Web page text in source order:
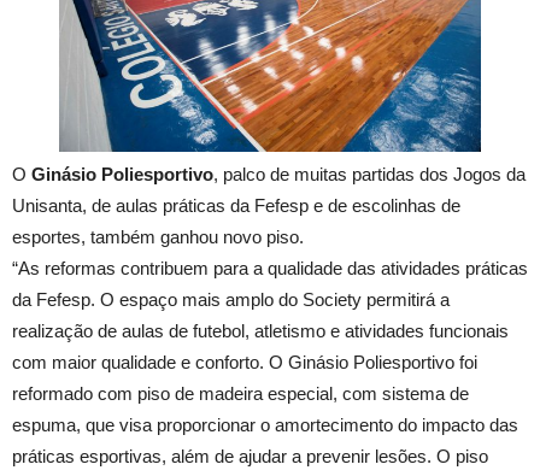
O Ginásio Poliesportivo, palco de muitas partidas dos Jogos da
Unisanta, de aulas práticas da Fefesp e de escolinhas de
esportes, também ganhou novo piso.
“As reformas contribuem para a qualidade das atividades práticas
da Fefesp. O espaço mais amplo do Society permitirá a
realização de aulas de futebol, atletismo e atividades funcionais
com maior qualidade e conforto. O Ginásio Poliesportivo foi
reformado com piso de madeira especial, com sistema de
espuma, que visa proporcionar o amortecimento do impacto das
práticas esportivas, além de ajudar a prevenir lesões. O piso